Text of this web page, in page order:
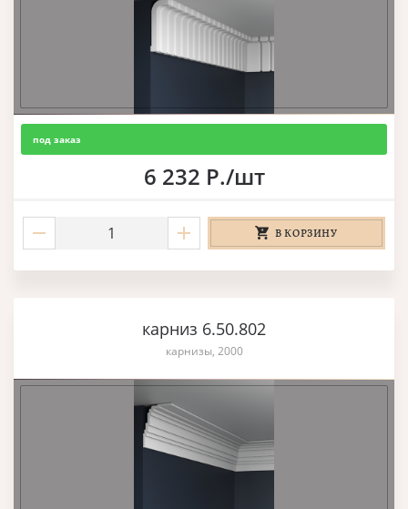
под заказ
6 232 Р./шт
В КОРЗИНУ
карниз 6.50.802
карнизы, 2000